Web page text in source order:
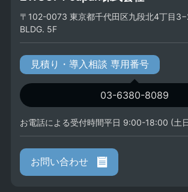
〒102-0073 東京都千代田区九段北4丁目
BLDG. 5F
見積り・導入相談 専用番号
03-6380-8089
お電話による受付時間平日 9:00-18:00 (土
お問い合わせ